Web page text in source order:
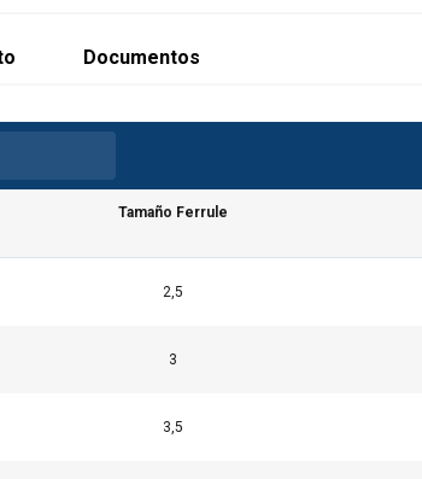
Documentos
Tamaño Ferrule
2,5
3
3,5